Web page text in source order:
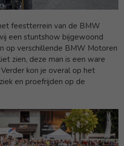
feestterrein van de BMW
een stuntshow bijgewoond
op verschillende BMW Motoren
zien, deze man is een ware
kon je overal op het
en proefrijden op de